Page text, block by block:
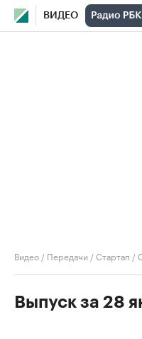
ВИДЕО
Видео / Передачи /Стартап /
Выпуск за 28